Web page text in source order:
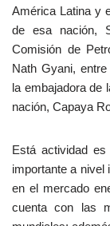
América Latina y
de esa nación,
Comisión de
Nath Gyani,
la embajadora de
nación, Capaya
Está actividad
importante a
en el mercado
cuenta con las